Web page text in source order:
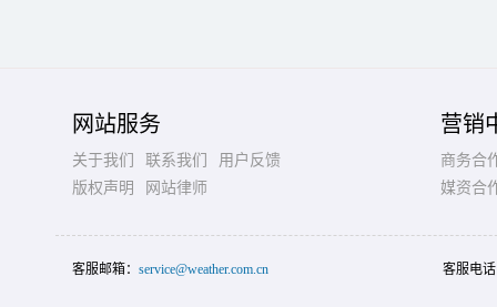
网站服务
关于我们 联系我们
用户反馈
版权声明
网站律师
营销
商务合
媒资合
客服邮箱： service@weather.com.cn 客服电